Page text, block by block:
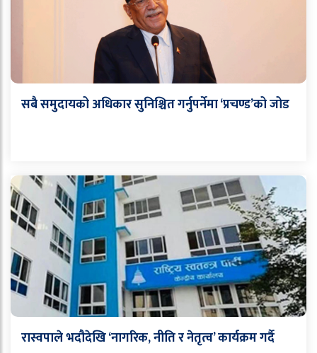
सबै समुदायको अधिकार सुनिश्चित गर्नुपर्नेमा ‘प्रचण्ड’को जोड
रास्वपाले भदौदेखि ‘नागरिक, नीति र नेतृत्व’ कार्यक्रम गर्दै